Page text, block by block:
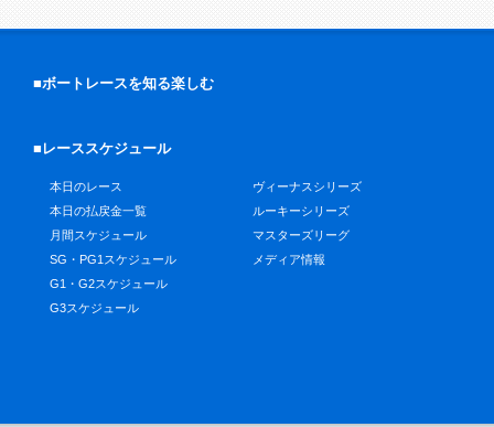
■ボートレースを知る楽しむ
■レーススケジュール
本日のレース
本日の払戻金一覧
月間スケジュール
SG・PG1スケジュール
G1・G2スケジュール
G3スケジュール
ヴィーナスシリーズ
ルーキーシリーズ
マスターズリーグ
メディア情報